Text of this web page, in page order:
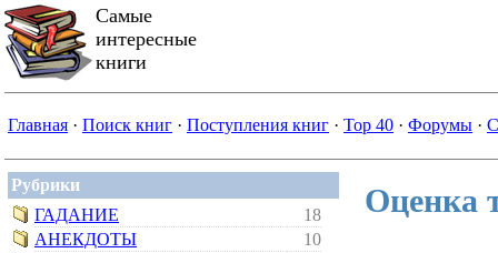
Самые
интересные
книги
Главная · Поиск книг · Поступления книг · Top 40 · Форумы ·
Рубрики
ГАДАНИЕ
18
АНЕКДОТЫ
10
Оценка